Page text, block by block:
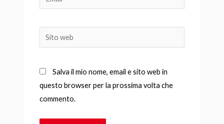
Sito
web
Salva il mio nome, email e sito web in
questo browser per la prossima volta che
commento.